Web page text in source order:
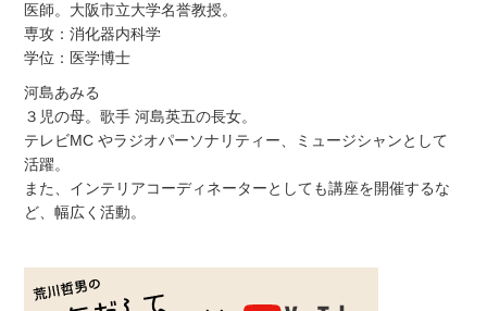
医師。大阪市立大学名誉教授。
専攻：消化器内科学
学位：医学博士
河島あみる
３児の母。歌手 河島英五の長女。
テレビMC やラジオパーソナリティー、ミュージシャンとして
活躍。
また、インテリアコーディネーターとしても講座を開催するな
ど、幅広く活動。